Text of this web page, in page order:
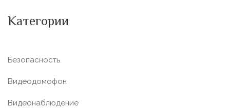
Категории
Безопасность
Видеодомофон
Видеонаблюдение